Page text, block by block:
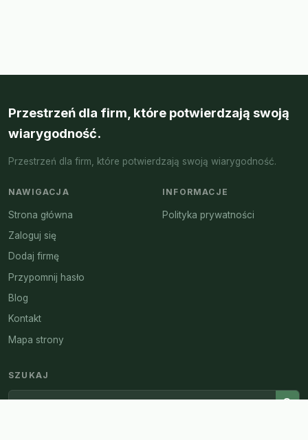
Przestrzeń dla firm, które potwierdzają swoją
wiarygodność.
Przestrzeń dla firm, które potwierdzają swoją wiarygodność.
NAWIGACJA
Strona główna
Zaloguj się
Dodaj firmę
Przypomnij hasło
Blog
Kontakt
Mapa strony
INFORMACJE
Polityka prywatności
SZUKAJ